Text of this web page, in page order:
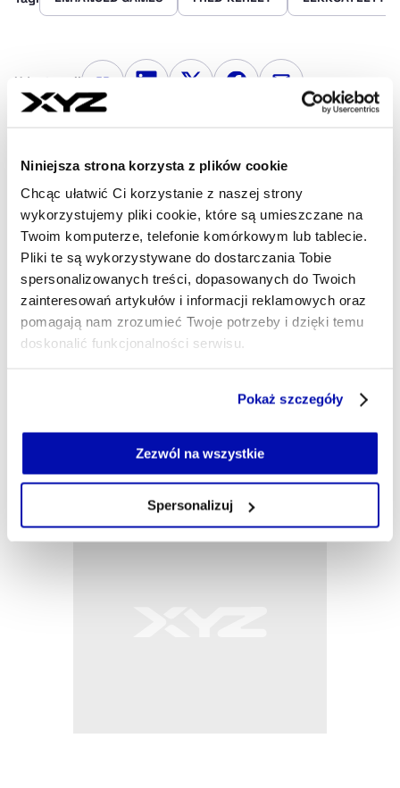
Niniejsza strona korzysta z plików cookie
Chcąc ułatwić Ci korzystanie z naszej strony
wykorzystujemy pliki cookie, które są umieszczane na
Twoim komputerze, telefonie komórkowym lub tablecie.
Pliki te są wykorzystywane do dostarczania Tobie
spersonalizowanych treści, dopasowanych do Twoich
zainteresowań artykułów i informacji reklamowych oraz
pomagają nam zrozumieć Twoje potrzeby i dzięki temu
doskonalić funkcjonalności serwisu.
Jeżeli nie wyrażasz zgody na zapisywanie plików cookie,
możesz łatwo zarządzać swoimi uprawnieniami, np. we
własnej przeglądarce internetowej lub po wybraniu opcji
Pokaż szczegóły
Zezwól na wszystkie
Spersonalizuj
Udostępnij
Udostępnij na LinkedIn
Udostępnij na Twitterze
Udostępnij na
Udostępnij
Australijski biznesmen sprawdzi,
czy sport z legalnym dopingiem rozbije bank. Wrogów już pozywa
na 800 mln dolarów
MAREK DERYŁO- AUTOR ARTYKUŁU - PROFIL
Dziennikarz
Dziennikarz sportowy, w ostatnich latach
korespondent „Gazety Wyborczej” m.in. z
marek.derylo@xyz.pl